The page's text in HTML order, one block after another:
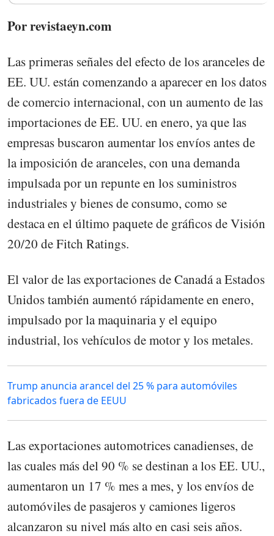
Por revistaeyn.com
Las primeras señales del efecto de los aranceles de
EE. UU. están comenzando a aparecer en los datos
de comercio internacional, con un aumento de las
importaciones de EE. UU. en enero, ya que las
empresas buscaron aumentar los envíos antes de
la imposición de aranceles, con una demanda
impulsada por un repunte en los suministros
industriales y bienes de consumo, como se
destaca en el último paquete de gráficos de Visión
20/20 de Fitch Ratings.
El valor de las exportaciones de Canadá a Estados
Unidos también aumentó rápidamente en enero,
impulsado por la maquinaria y el equipo
industrial, los vehículos de motor y los metales.
Trump anuncia arancel del 25 % para automóviles
fabricados fuera de EEUU
Las exportaciones automotrices canadienses, de
las cuales más del 90 % se destinan a los EE. UU.,
aumentaron un 17 % mes a mes, y los envíos de
automóviles de pasajeros y camiones ligeros
alcanzaron su nivel más alto en casi seis años.